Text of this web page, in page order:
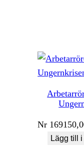
Nr 169
Lägg till